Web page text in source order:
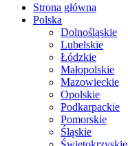
Strona główna
Polska
Dolnośląskie
Lubelskie
Łódzkie
Małopolskie
Mazowieckie
Opolskie
Podkarpackie
Pomorskie
Śląskie